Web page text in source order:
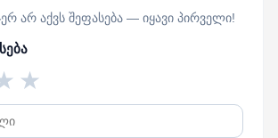
არ აქვს შეფასება — იყავი პირველი!
★